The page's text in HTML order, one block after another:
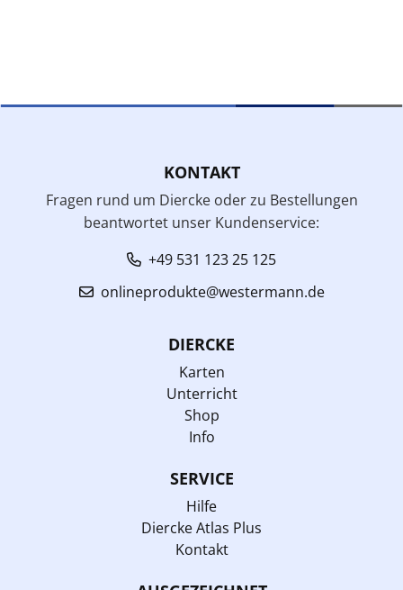
KONTAKT
Fragen rund um Diercke oder zu Bestellungen
beantwortet unser Kundenservice:
+49 531 123 25 125
onlineprodukte@westermann.de
DIERCKE
Karten
Unterricht
Shop
Info
SERVICE
Hilfe
Diercke Atlas Plus
Kontakt